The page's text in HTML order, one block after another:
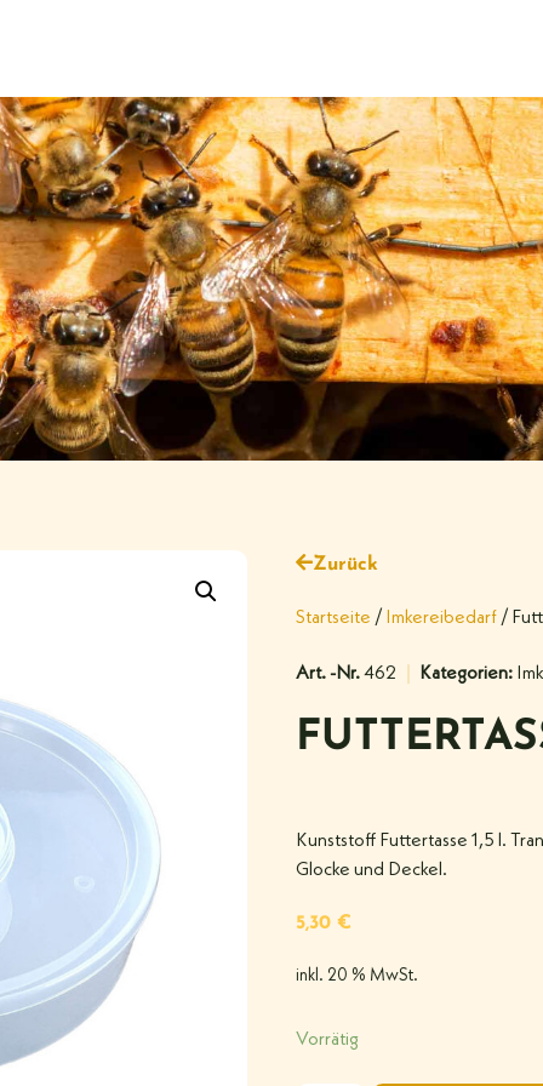
Zurück
Startseite / Imkereibedarf /
Art. -Nr.462 Kategorien:
Kunststoff Futtertasse 1,5 l.
Glocke und Deckel.
5,30 €
inkl. 20 % MwSt.
Vorrätig